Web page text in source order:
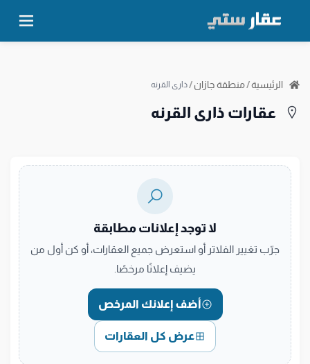
الرئيسية/منطقة جازان/ذاري القرنه
عقارات ذاري القرنه
لا توجد إعلانات مطابقة
جرّب تغيير الفلاتر أو استعرض جميع العقارات، أو كن أول من
يضيف إعلانًا مرخصًا.
أضف إعلانك المرخص
عرض كل العقارات